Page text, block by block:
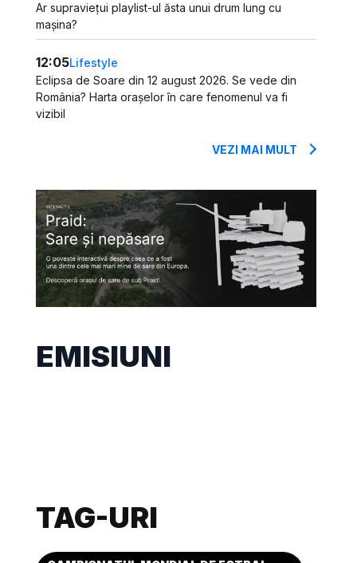
Ar supraviețui playlist-ul ăsta unui drum lung cu
mașina?
12:05Lifestyle
Eclipsa de Soare din 12 august 2026. Se vede din
România? Harta orașelor în care fenomenul va fi
vizibil
VEZI MAI MULT
EMISIUNI
TAG-URI